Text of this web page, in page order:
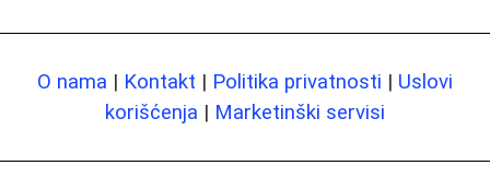
O nama | Kontakt | Politika privatnosti | Uslovi
korišćenja | Marketinški servisi